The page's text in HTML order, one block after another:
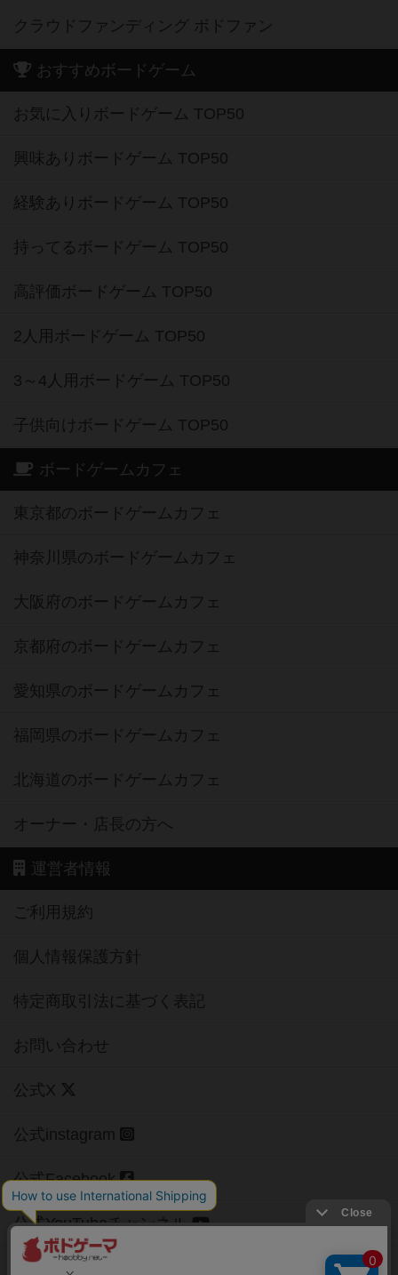
クラウドファンディング ボドファン
おすすめボードゲーム
お気に入りボードゲーム TOP50
興味ありボードゲーム TOP50
経験ありボードゲーム TOP50
持ってるボードゲーム TOP50
高評価ボードゲーム TOP50
2人用ボードゲーム TOP50
3～4人用ボードゲーム TOP50
子供向けボードゲーム TOP50
ボードゲームカフェ
東京都のボードゲームカフェ
神奈川県のボードゲームカフェ
大阪府のボードゲームカフェ
京都府のボードゲームカフェ
愛知県のボードゲームカフェ
福岡県のボードゲームカフェ
北海道のボードゲームカフェ
オーナー・店長の方へ
運営者情報
ご利用規約
個人情報保護方針
特定商取引法に基づく表記
お問い合わせ
公式X
公式instagram
公式Facebook
公式YouTubeチャンネル